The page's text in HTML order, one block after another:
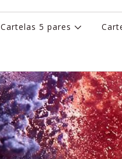
Cartelas 5 pares